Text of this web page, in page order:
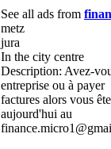
See all ads from
metz
jura
In the city centre
Description: Avez-
entreprise ou à payer
factures alors vous
aujourd'hui au